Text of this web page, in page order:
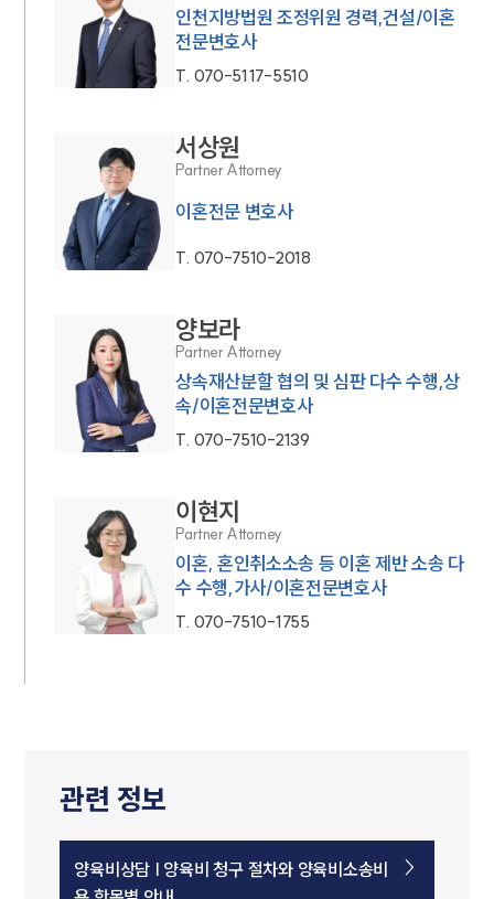
인천지방법원 조정위원 경력,건설/이혼
전문변호사
T. 070-5117-5510
서상원
Partner Attorney
이혼전문 변호사
T. 070-7510-2018
양보라
Partner Attorney
상속재산분할 협의 및 심판 다수 수행,상
속/이혼전문변호사
T. 070-7510-2139
이현지
Partner Attorney
이혼, 혼인취소소송 등 이혼 제반 소송 다
수 수행,가사/이혼전문변호사
T. 070-7510-1755
관련 정보
양육비상담 | 양육비 청구 절차와 양육비소송비